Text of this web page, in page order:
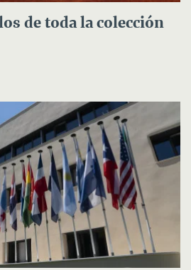
de toda la colección